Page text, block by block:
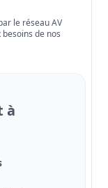
le réseau AV
de nos
à